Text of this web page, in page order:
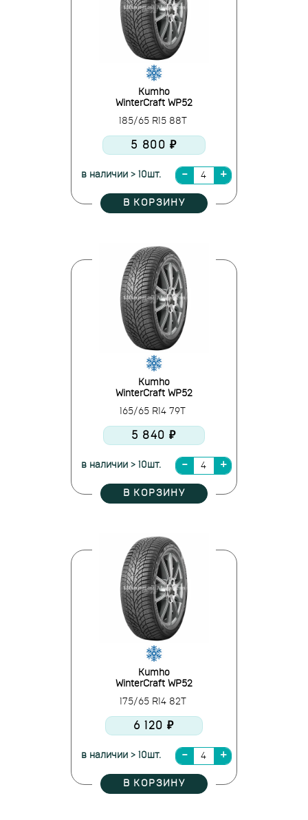
Kumho
WinterCraft WP52
185/65 R15 88T
5 800 ₽
в наличии > 10шт.
В КОРЗИНУ
Kumho
WinterCraft WP52
165/65 R14 79T
5 840 ₽
в наличии > 10шт.
В КОРЗИНУ
Kumho
WinterCraft WP52
175/65 R14 82T
6 120 ₽
в наличии > 10шт.
В КОРЗИНУ